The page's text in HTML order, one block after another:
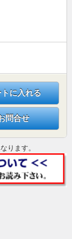
トに入れる
問合せ
ります。